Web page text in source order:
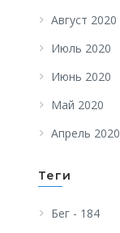
Август 2020
Июль 2020
Июнь 2020
Май 2020
Апрель 2020
Теги
Бег - 184